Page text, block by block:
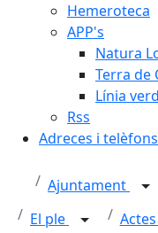
Hemeroteca
APP's
Natura
Terra de
Línia
Rss
Adreces i telèfons
Ajuntament
El ple